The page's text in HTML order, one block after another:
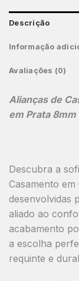
Descrição
Informação
Avaliações (0)
Alianças de
em Prata
Descubra a
Casamento
desenvolvidas
aliado ao
acabamento
a escolha
requinte e